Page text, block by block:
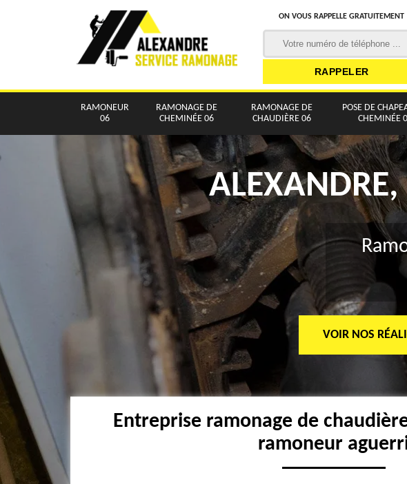
ON VOUS RAPPELLE GRATUITEMENT
RAMONEUR
06
RAMONAGE DE
CHEMINÉE 06
RAMONAGE DE
CHAUDIÈRE 06
POSE DE
CHEMINÉE
VOIR NOS
Entreprise ramonage de
ramoneur